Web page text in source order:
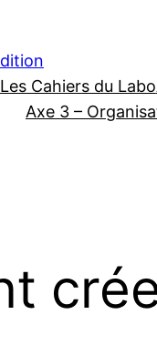
Cahiers du Labo
Axe 3 –